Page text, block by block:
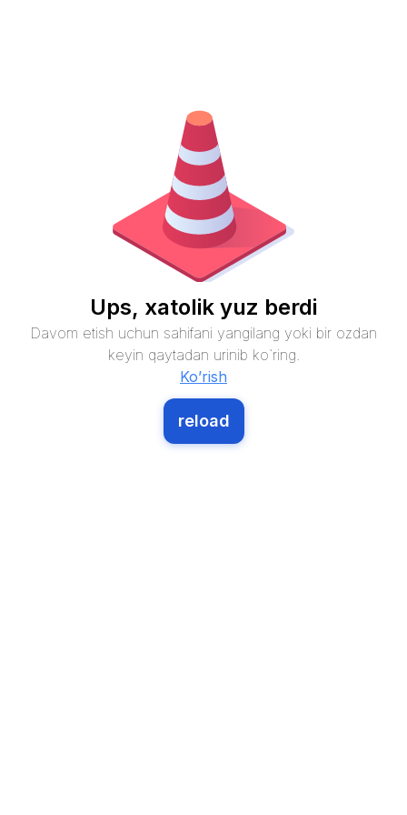
Ups, xatolik yuz berdi
Davom etish uchun sahifani yangilang yoki bir ozdan
keyin qaytadan urinib ko`ring.
Ko’rish
reload